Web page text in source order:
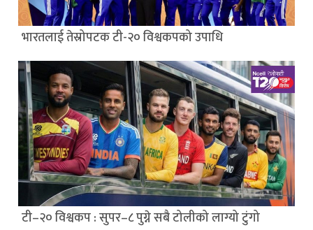
भारतलाई तेस्रोपटक टी-२० विश्वकपको उपाधि
टी–२० विश्वकप : सुपर–८ पुग्ने सबै टोलीको लाग्यो टुंगो